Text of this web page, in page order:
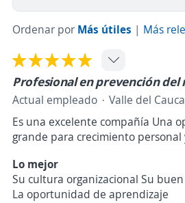
Ordenar por Más útiles | Más
Profesional en prevención del
Actual empleado Valle del Cauca
Es una excelente compañía Una
grande para crecimiento personal
Lo mejor
Su cultura organizacional Su
La oportunidad de aprendizaje